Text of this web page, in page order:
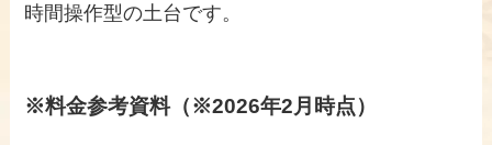
時間操作型の土台です。
※料金参考資料（※2026年2月時点）